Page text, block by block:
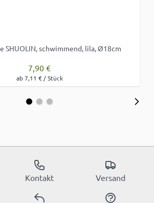
SHUOLIN, schwimmend, lila, Ø18cm
7,90 €
ab 7,11 € / Stück
Kontakt Versand